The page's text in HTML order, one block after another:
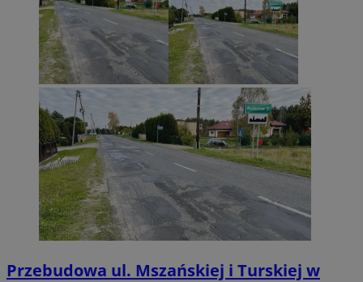
Przebudowa ul. Mszańskiej i Turskiej w